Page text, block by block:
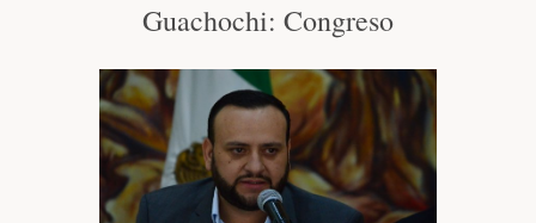
Secretarías
Transparencia
Guachochi: Congreso